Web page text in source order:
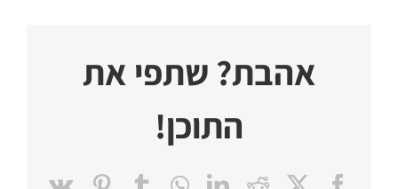
אהבת? שתפי את
התוכן!
Facebook
Reddit
LinkedIn
WhatsApp
Tumblr
Pinterest
Vk